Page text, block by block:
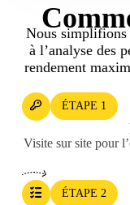
Nous simplifions
à l’analyse des
rendement
ÉTAPE 1
Visite sur site pour
ÉTAPE 2